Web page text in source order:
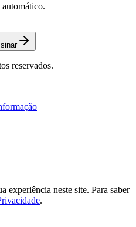
reservados.
experiência neste site. Para saber
.